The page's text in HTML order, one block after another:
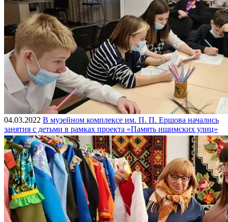
04.03.2022 В музейном комплексе им. П. П. Ершова начались
занятия с детьми в рамках проекта «Память ишимских улиц»